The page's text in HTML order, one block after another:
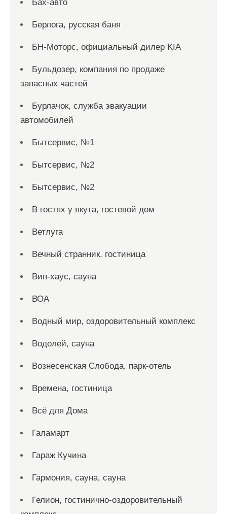
Бах-авто
Берлога, русская баня
БН-Моторс, официальный дилер KIA
Бульдозер, компания по продаже
запасных частей
Бурлачок, служба эвакуации
автомобилей
Бытсервис, №1
Бытсервис, №2
Бытсервис, №2
В гостях у якута, гостевой дом
Ветлуга
Вечный странник, гостиница
Вип-хаус, сауна
ВОА
Водный мир, оздоровительный комплекс
Водолей, сауна
Вознесенская Слобода, парк-отель
Времена, гостиница
Всё для Дома
Галамарт
Гараж Кучина
Гармония, сауна, сауна
Гелион, гостинично-оздоровительный